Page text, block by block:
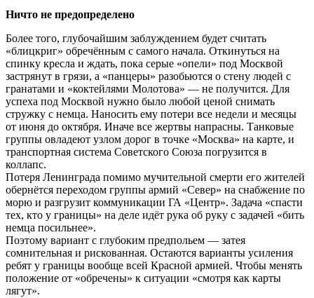
Ничто не предопределено
Более того, глубочайшим заблуждением будет считать
«блицкриг» обречённым с самого начала. Откинуться на
спинку кресла и ждать, пока серые «опели» под Москвой
застрянут в грязи, а «панцеры» разобьются о стену людей с
гранатами и «коктейлями Молотова» — не получится. Для
успеха под Москвой нужно было любой ценой снимать
стружку с немца. Наносить ему потери все недели и месяцы
от июня до октября. Иначе все жертвы напрасны. Танковые
группы овладеют узлом дорог в точке «Москва» на карте, и
транспортная система Советского Союза погрузится в
коллапс.
Потеря Ленинграда помимо мучительной смерти его жителей
обернётся переходом группы армий «Север» на снабжение по
морю и разгрузит коммуникации ГА «Центр». Задача «спасти
тех, кто у границы» на деле идёт рука об руку с задачей «бить
немца посильнее».
Поэтому вариант с глубоким предпольем — затея
сомнительная и рискованная. Остаются варианты усиления
ребят у границы вообще всей Красной армией. Чтобы менять
положение от «обречены» к ситуации «смотря как карты
лягут».